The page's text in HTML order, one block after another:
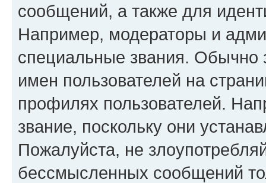
сообщений, а также для
Например, модераторы и
специальные звания. Обычно
имен пользователей на
профилях пользователей.
звание, поскольку они
Пожалуйста, не
бессмысленных сообщений